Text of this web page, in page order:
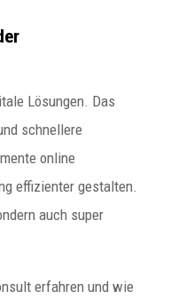
Lösungen. Das
schnellere
online
effizienter gestalten.
auch super
erfahren und wie